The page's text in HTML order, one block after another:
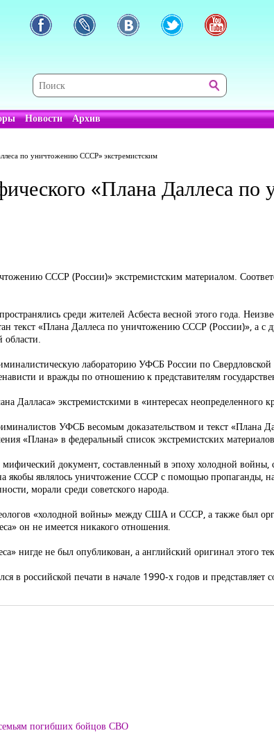
Новости Архив
по уничтожению СССР» экстремистским
«Плана Даллеса
СССР (России)» экстремистским материалом.
среди жителей Асбеста весной этого года.
текст «Плана Даллеса по уничтожению СССР (России)», а с
лабораторию УФСБ России по Свердловской
и вражды по отношению к представителям
Далласа» экстремистскими в «интересах неопределенного
УФСБ весомым доказательством и текст «Плана
«Плана» в федеральный список экстремистских
документ, составленный в эпоху холодной
якобы являлось уничтожение СССР с помощью пропаганды,
морали среди советского народа.
«холодной войны» между США и СССР, а также был
он не имеется никакого отношения.
нигде не был опубликован, а английский оригинал этого
в российской печати в начале 1990-х годов и
погибших бойцов СВО